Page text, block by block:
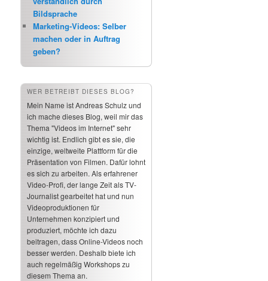
Bildsprache
Marketing-Videos: Selber
machen oder in Auftrag
geben?
WER BETREIBT DIESES BLOG?
Mein Name ist Andreas Schulz und
ich mache dieses Blog, weil mir das
Thema "Videos im Internet" sehr
wichtig ist. Endlich gibt es sie, die
einzige, weltweite Plattform für die
Präsentation von Filmen. Dafür lohnt
es sich zu arbeiten. Als erfahrener
Video-Profi, der lange Zeit als TV-
Journalist gearbeitet hat und nun
Videoproduktionen für
Unternehmen konzipiert und
produziert, möchte ich dazu
beitragen, dass Online-Videos noch
besser werden. Deshalb biete ich
auch regelmäßig Workshops zu
diesem Thema an.